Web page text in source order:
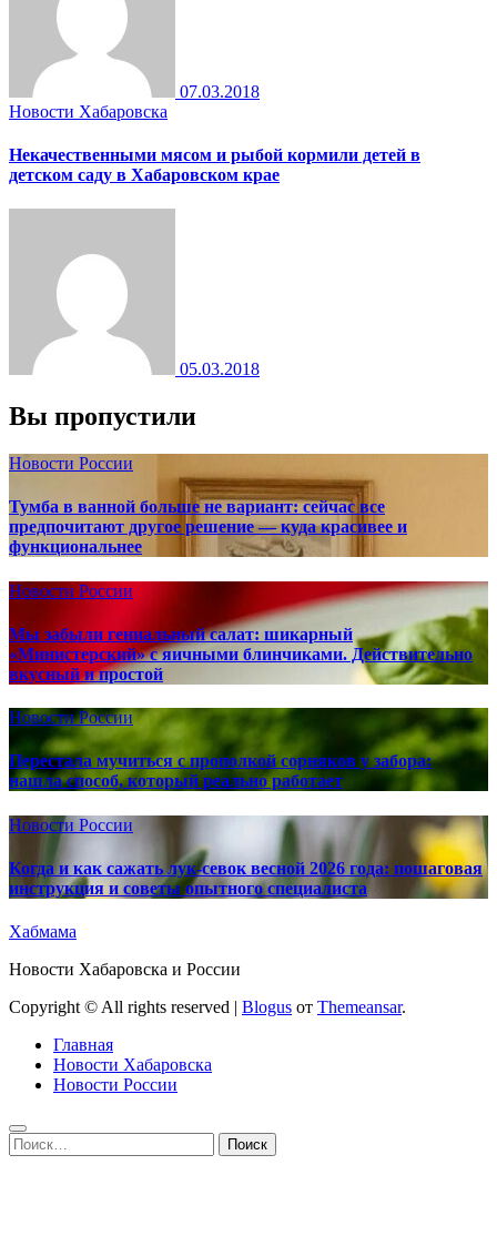
07.03.2018
Новости Хабаровска
Некачественными мясом и рыбой кормили детей в
детском саду в Хабаровском крае
05.03.2018
Вы пропустили
Новости России
Тумба в ванной больше не вариант: сейчас все
предпочитают другое решение — куда красивее и
функциональнее
Новости России
Мы забыли гениальный салат: шикарный
«Министерский» с яичными блинчиками. Действительно
вкусный и простой
Новости России
Перестала мучиться с прополкой сорняков у забора:
нашла способ, который реально работает
Новости России
Когда и как сажать лук-севок весной 2026 года: пошаговая
инструкция и советы опытного специалиста
Хабмама
Новости Хабаровска и России
Copyright © All rights reserved | Blogus от Themeansar.
Главная
Новости Хабаровска
Новости России
Найти: